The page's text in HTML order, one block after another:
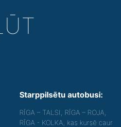
Starppilsētu autobusi:
RĪGA – TALSI, RĪGA – ROJA,
RĪGA - KOLKA, kas kursē caur